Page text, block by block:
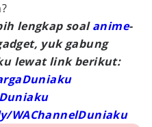
lengkap soalanime-
yuk gabung
lewat link berikut:
WAChannelDuniaku